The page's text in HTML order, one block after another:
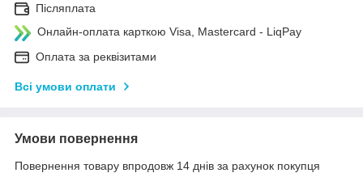
Післяплата
Онлайн-оплата карткою Visa, Mastercard - LiqPay
Оплата за реквізитами
Всі умови оплати
Умови повернення
Повернення товару впродовж 14 днів за рахунок покупця